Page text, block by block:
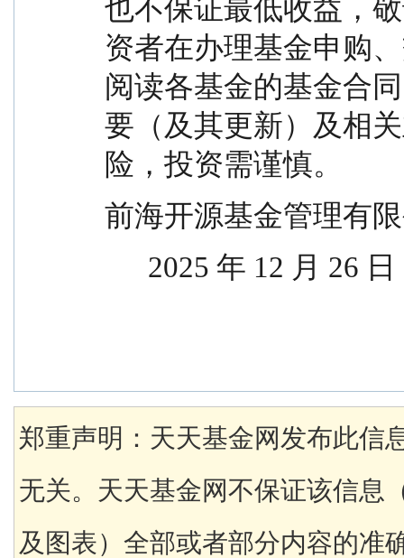
也不保证最低收益，
资者在办理基金申购
阅读各基金的基金合
要（及其更新）及相
险，投资需谨慎。
前海开源基金管理有
      2025 年 12 月 26 日
郑重声明：天天基金网发布此信
无关。天天基金网不保证该信息
及图表）全部或者部分内容的准